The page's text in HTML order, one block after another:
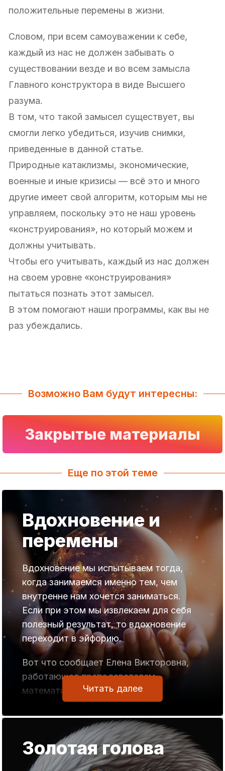
положительные перемены в жизни.
Словом, при всем самоуважении к себе,
каждый из нас не должен забывать о
существовании везде и во всем замысла
Главного конструктора в виде Высшего
разума.
В том, что такой замысел существует, вы
смогли легко убедиться, изучив снимки,
приведенные в данной статье.
Природные катаклизмы, экономические,
военные и иные кризисы — всё это и много
другие имеет свой алгоритм, которым мы не
управляем, поскольку это не наш уровень
«конструирования», но который можем и
должны учитывать.
Чтобы его учитывать, каждый из нас должен
на своем уровне «конструирования»
пытаться познать этот замысел.
В этом помогают наши программы, как вы не
раз убеждались.
Возможно Вам будут интересны:
Закрытые материалы
Еще по этой теме
Вдохновение и
перемены
Вдохновение мы испытываем тогда,
когда занимаемся именно тем, чем
внутренне нам хочется заниматься.
Если при этом мы извлекаем для себя
полезный результат, то вдохновение
переходит в эйфорию.
Вот что сообщает Елена Викторовна,
работающая преподавателем
математики в обычной школе.
Сказать, что у меня в жизни начались
перемены — это практически ничего не
сказать.
Вся моя жизнь изменилась в лучшую
Читать далее
Золотая голова